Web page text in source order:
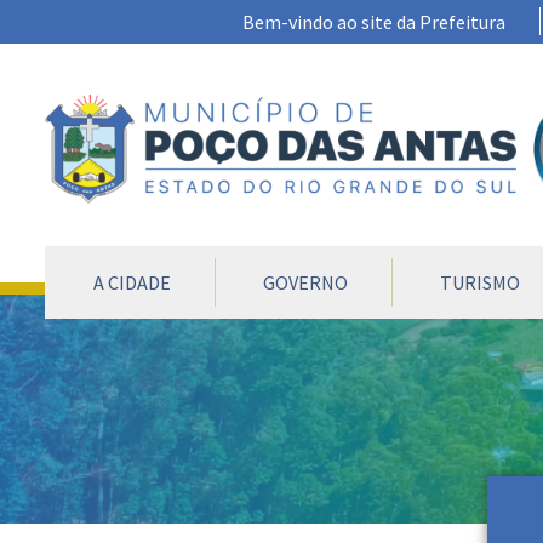
Bem-vindo ao site da Prefeitura
CONTEÚDO DO MENU
A CIDADE GOVERNO TURISMO
Conteúdo Principal